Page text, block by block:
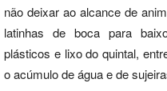
não deixar ao alcance de
latinhas de boca para
plásticos e lixo do quintal,
o acúmulo de água e de